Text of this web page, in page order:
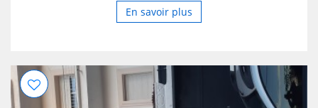
En savoir plus